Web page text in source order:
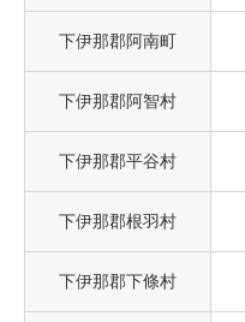
下伊那郡阿南町
下伊那郡阿智村
下伊那郡平谷村
下伊那郡根羽村
下伊那郡下條村